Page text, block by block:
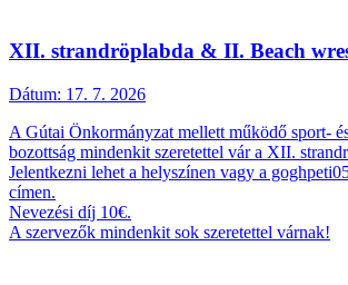
XII. strandröplabda & II. Beach
Dátum: 17. 7. 2026
A Gútai Önkormányzat mellett működő sport-
bozottság mindenkit szeretettel vár a XII.
Jelentkezni lehet a helyszínen vagy a
címen.
Nevezési díj 10€.
A szervezők mindenkit sok szeretettel várnak!